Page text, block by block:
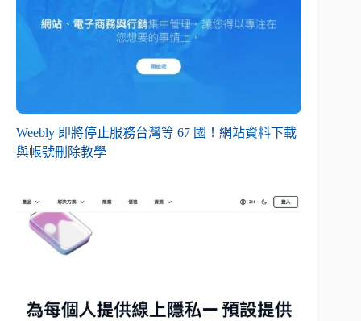
Weebly 即將停止服務台灣等 67 國！網站資料下載
與帳號刪除教學